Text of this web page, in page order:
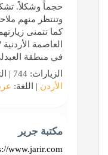
حجماً وشكلاً.
وتنتظر منهم
كما تتمنى
العاصمة
في منطقة
الزيارات: 744 | التقييم: 0 | المقيّمين: 0 | الدولة:
الأردن | اللغة:
مكتبة جرير
www.jarir.com/